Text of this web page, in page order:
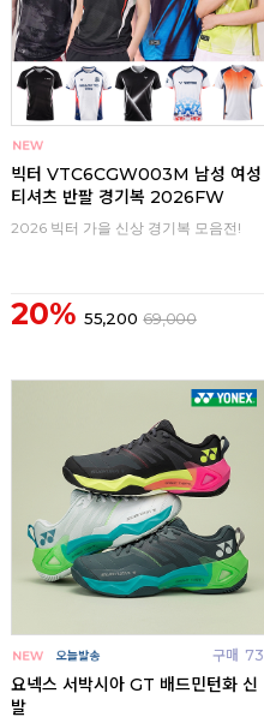
빅터 VTC6CGW003M 남성 여성
티셔츠 반팔 경기복 2026FW
2026 빅터 가을 신상 경기복 모음전!
20% 55,200 69,000
구매 73
요넥스 서박시아 GT 배드민턴화 신
발